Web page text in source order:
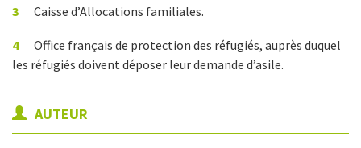
3 Caisse d’Allocations familiales.
4
Office français de protection des réfugiés, auprès duquel
les réfugiés doivent déposer leur demande d’asile.
AUTEUR